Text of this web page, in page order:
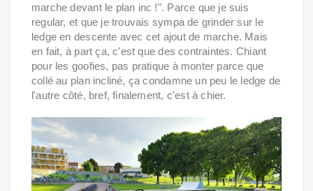
marche devant le plan inc !". Parce que je suis
regular, et que je trouvais sympa de grinder sur le
ledge en descente avec cet ajout de marche. Mais
en fait, à part ça, c'est que des contraintes. Chiant
pour les goofies, pas pratique à monter parce que
collé au plan incliné, ça condamne un peu le ledge de
l'autre côté, bref, finalement, c'est à chier.